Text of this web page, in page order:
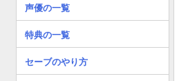
声優の一覧
特典の一覧
セーブのやり方